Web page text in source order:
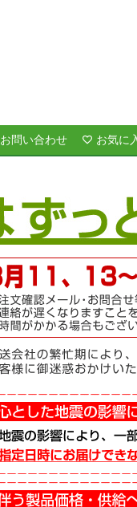
お問い合わせ お気に